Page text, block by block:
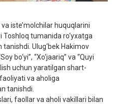
iste’molchilar huquqlarini
Toshloq tumanida ro‘yxatga
Ulug‘bek Hakimov
bo‘yi”, “Xo‘jaariq” va “Quyi
uchun yaratilgan shart-
va aholiga
tanishdi.
faollar va aholi vakillari bilan